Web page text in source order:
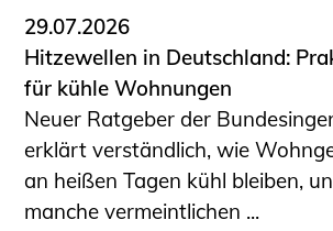
Zusatzqualifikationen
Geschützter Bereich
Informationen für Auftraggeber
Verbraucher
Ingenieursuche (Mitglieder der
NRW)
Fachlisten
29.07.2026
Hitzewellen in Deutschland:
für kühle Wohnungen
Neuer Ratgeber der
erklärt verständlich, wie
an heißen Tagen kühl bleiben,
manche vermeintlichen ...